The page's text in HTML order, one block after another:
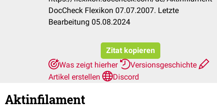
DocCheck Flexikon 07.07.2007. Letzte
Bearbeitung 05.08.2024
Zitat kopieren
Was zeigt hierher
Versionsgeschichte
Artikel erstellen
Discord
Aktinfilament